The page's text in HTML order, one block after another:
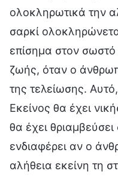
ολοκληρωτικά την
σαρκί
επίσημα στον
ζωής, όταν ο
της τελείωσης.
Εκείνος θα έχει
θα έχει
ενδιαφέρει αν ο
αλήθεια εκείνη τη